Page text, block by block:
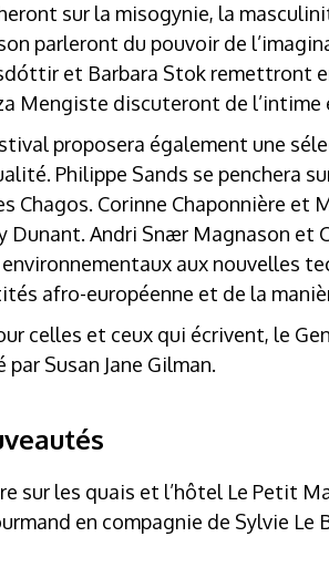
sur la misogynie, la
parleront du pouvoir de
et Barbara Stok remettront
Mengiste discuteront de
proposera également une
Philippe Sands se penchera
Chagos. Corinne Chaponnière
Dunant. Andri Snær Magnason et
aux nouvelles
afro-européenne et de la
celles et ceux qui écrivent, le
par Susan Jane Gilman.
sur les quais et l’hôtel Le Petit
en compagnie de Sylvie Le